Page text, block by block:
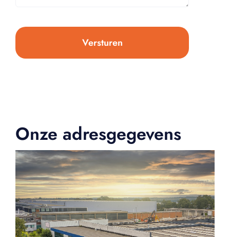
Onze adresgegevens